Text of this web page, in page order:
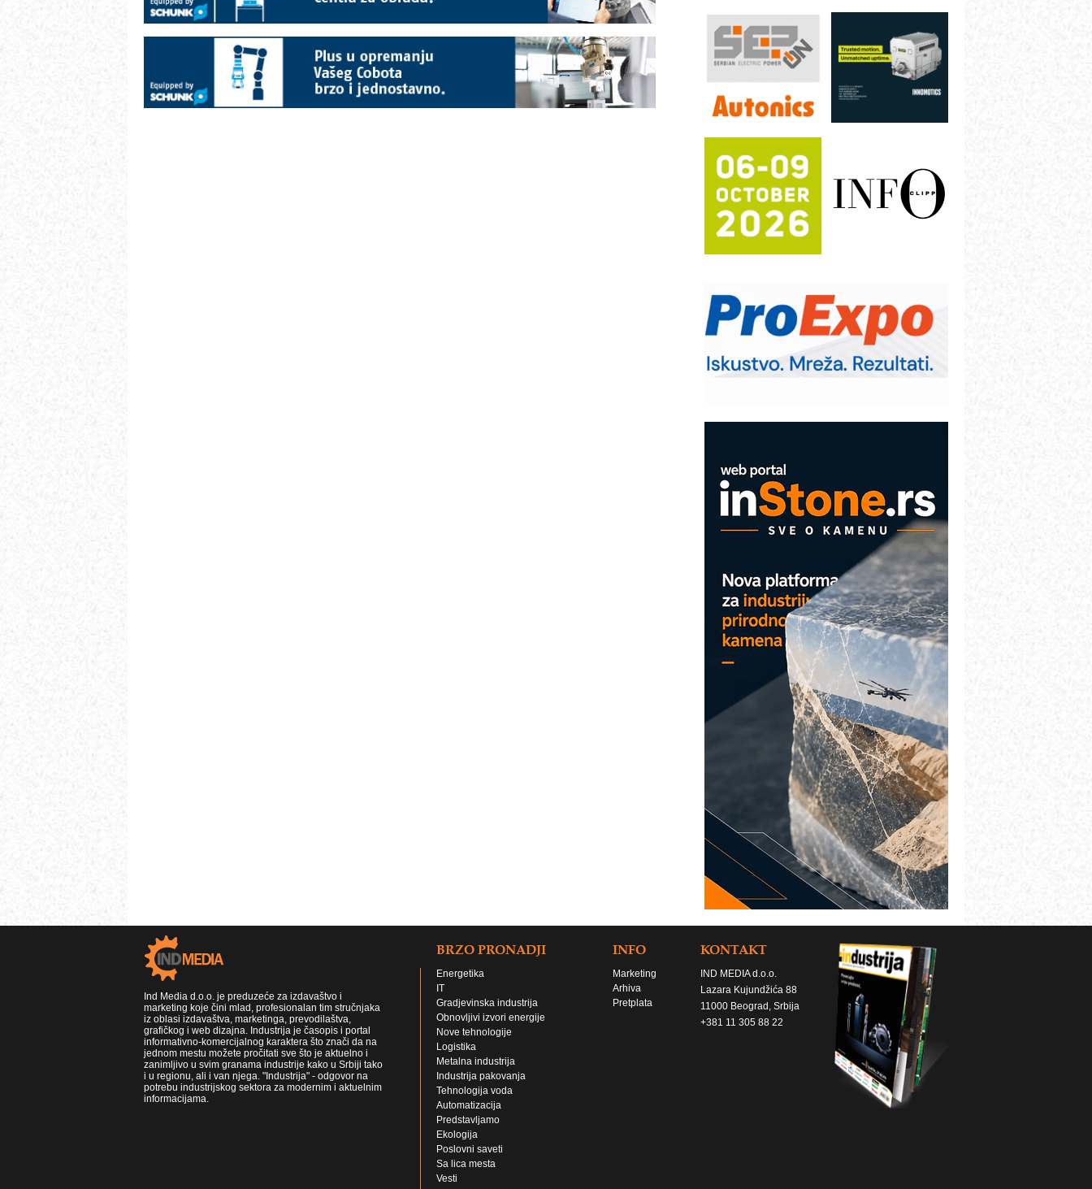
Proizvodnja iC7 Hybrid 1500 VDC
mrežnog pretvarača sa tečnim
hlađenjem
Potpuna efikasnost bez složenih
sistema
Trajna oznaka kao dugoročna korist
Bezbednost na prvom mestu!
IB BLUMENAUER - više od 40 godina
poverenja u industriji
COMBYPACK
RMQ-TITAN ADVANCED INDICATOR
upravljanje mašinama
solarnim elektranama i vetroparkovima
Pranje točkova na gradilištu- standard
modernog i odgovornog građenja
ROSA i SCHUNK podižu proizvodnju
na viši nivo
MAREX - Lim i mašine za savremena
Marcom-plast d.o.o.- vaš pouzdan
partner
CTO - Prilagodite svoju toplinsku
obradu!
Ind Media d.o.o. je preduzeće za izdavaštvo i
marketing koje čini mlad, profesionalan tim stručnjaka
iz oblasi izdavaštva, marketinga, prevodilaštva,
grafičkog i web dizajna. Industrija je časopis i portal
informativno-komercijalnog karaktera što znači da na
jednom mestu možete pročitati sve što je aktuelno i
zanimljivo u svim granama industrije kako u Srbiji tako
i u regionu, ali i van njega. "Industrija" - odgovor na
potrebu industrijskog sektora za modernim i aktuelnim
informacijama.
BRZO PRONADJI
Energetika
IT
Gradjevinska industrija
Obnovljivi izvori energije
Nove tehnologije
Logistika
Metalna industrija
Industrija pakovanja
Tehnologija voda
Automatizacija
Predstavljamo
Ekologija
Poslovni saveti
Sa lica mesta
Vesti
INFO
Marketing
Arhiva
Pretplata
KONTAKT
IND MEDIA d.o.o.
Lazara Kujundžića 88
11000 Beograd, Srbija
+381 11 305 88 22